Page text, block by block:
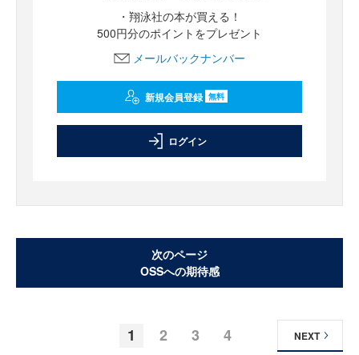
・翔泳社の本が買える！
500円分のポイントをプレゼント
メールバックナンバー
新規会員登録 無料
ログイン
次のページ
OSSへの期待感
1 2 3 4 NEXT